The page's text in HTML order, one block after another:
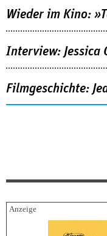
Wieder im Kino:
Interview: Jessica
Filmgeschichte: